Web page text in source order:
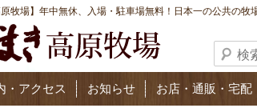
原牧場】年中無休、入場・駐車場無料！日本一の公共の
・アクセス お知らせ お店・通販・宅配